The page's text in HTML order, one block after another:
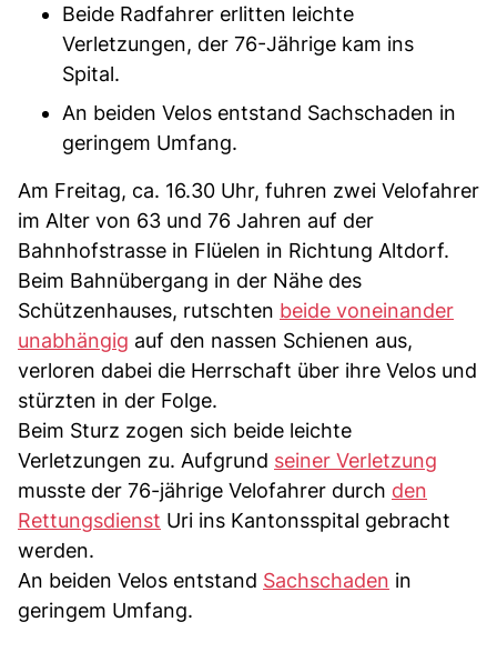
Beide Radfahrer erlitten leichte
Verletzungen, der 76-Jährige kam ins
Spital.
An beiden Velos entstand Sachschaden in
geringem Umfang.
Am Freitag, ca. 16.30 Uhr, fuhren zwei Velofahrer
im Alter von 63 und 76 Jahren auf der
Bahnhofstrasse in Flüelen in Richtung Altdorf.
Beim Bahnübergang in der Nähe des
Schützenhauses, rutschten beide voneinander
unabhängig auf den nassen Schienen aus,
verloren dabei die Herrschaft über ihre Velos und
stürzten in der Folge.
Beim Sturz zogen sich beide leichte
Verletzungen zu. Aufgrund seiner Verletzung
musste der 76-jährige Velofahrer durch den
Rettungsdienst Uri ins Kantonsspital gebracht
werden.
An beiden Velos entstand Sachschaden in
geringem Umfang.